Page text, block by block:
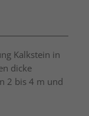
Kalkstein in
dicke
2 bis 4 m und